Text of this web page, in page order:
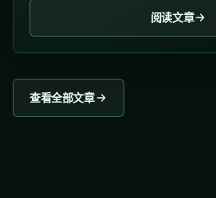
么方法和思路，可以把一个项目作业
的求职面试和工作中。...
阅读文章
查看全部文章